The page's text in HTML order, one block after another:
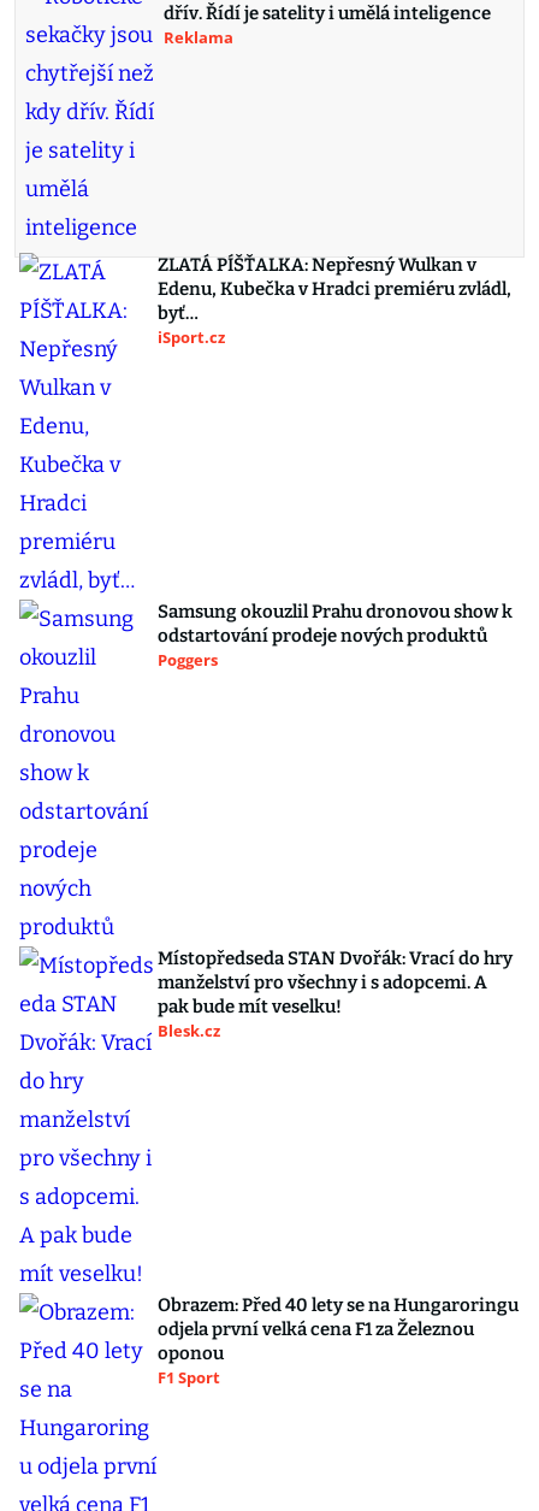
dřív. Řídí je satelity i umělá inteligence
Reklama
ZLATÁ PÍŠŤALKA: Nepřesný Wulkan v
Edenu, Kubečka v Hradci premiéru zvládl,
byť…
iSport.cz
Samsung okouzlil Prahu dronovou show k
odstartování prodeje nových produktů
Poggers
Místopředseda STAN Dvořák: Vrací do hry
manželství pro všechny i s adopcemi. A
pak bude mít veselku!
Blesk.cz
Obrazem: Před 40 lety se na Hungaroringu
odjela první velká cena F1 za Železnou
oponou
F1 Sport